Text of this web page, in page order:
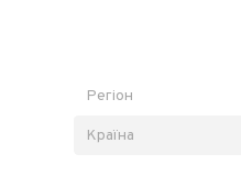
Регіон
Країна